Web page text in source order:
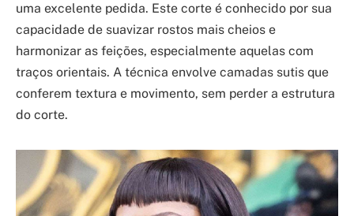
uma excelente pedida. Este corte é conhecido por sua
capacidade de suavizar rostos mais cheios e
harmonizar as feições, especialmente aquelas com
traços orientais. A técnica envolve camadas sutis que
conferem textura e movimento, sem perder a estrutura
do corte.